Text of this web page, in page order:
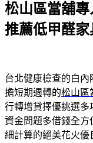
於
松山區當舖
推薦低甲醛家
台北健康檢查的白內
擔短期週轉的松山區
行轉增貸擇優挑選多
資金問題多借錢全方
細計算的絕美花火優